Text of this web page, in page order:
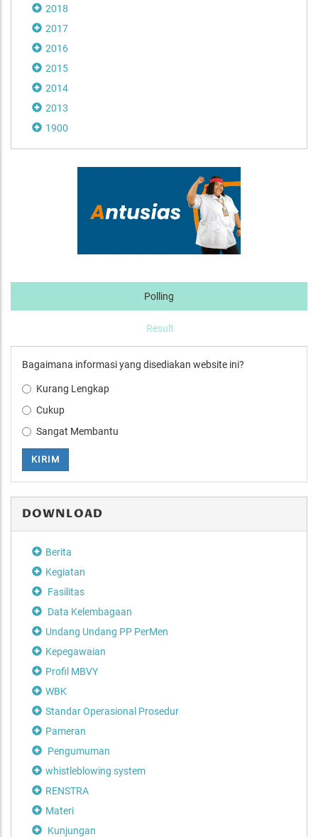
2018
2017
2016
2015
2014
2013
1900
Polling
Result
Bagaimana informasi yang disediakan website ini?
Kurang Lengkap
Cukup
Sangat Membantu
KIRIM
DOWNLOAD
Berita
Kegiatan
Fasilitas
Data Kelembagaan
Undang Undang PP PerMen
Kepegawaian
Profil MBVY
WBK
Standar Operasional Prosedur
Pameran
Pengumuman
whistleblowing system
RENSTRA
Materi
Kunjungan